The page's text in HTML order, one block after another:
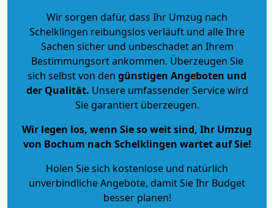
Wir sorgen dafür, dass Ihr Umzug nach
Schelklingen reibungslos verläuft und alle Ihre
Sachen sicher und unbeschadet an Ihrem
Bestimmungsort ankommen. Überzeugen Sie
sich selbst von den günstigen Angeboten und
der Qualität. Unsere umfassender Service wird
Sie garantiert überzeugen.
Wir legen los, wenn Sie so weit sind, Ihr Umzug
von Bochum nach Schelklingen wartet auf Sie!
Holen Sie sich kostenlose und natürlich
unverbindliche Angebote, damit Sie Ihr Budget
besser planen!